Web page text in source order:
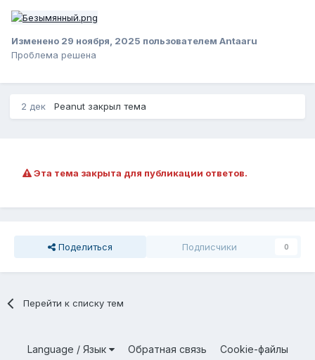
Изменено 29 ноября, 2025 пользователем Antaaru
Проблема решена
2 дек Peanut закрыл тема
Эта тема закрыта для публикации ответов.
Поделиться Подписчики 0
Перейти к списку тем
Language / Язык Обратная связь Cookie-файлы